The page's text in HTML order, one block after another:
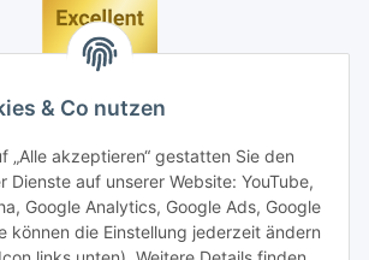
& Co nutzen
„Alle akzeptieren“ gestatten Sie den
Dienste auf unserer Website: YouTube,
Google Analytics, Google Ads, Google
können die Einstellung jederzeit ändern